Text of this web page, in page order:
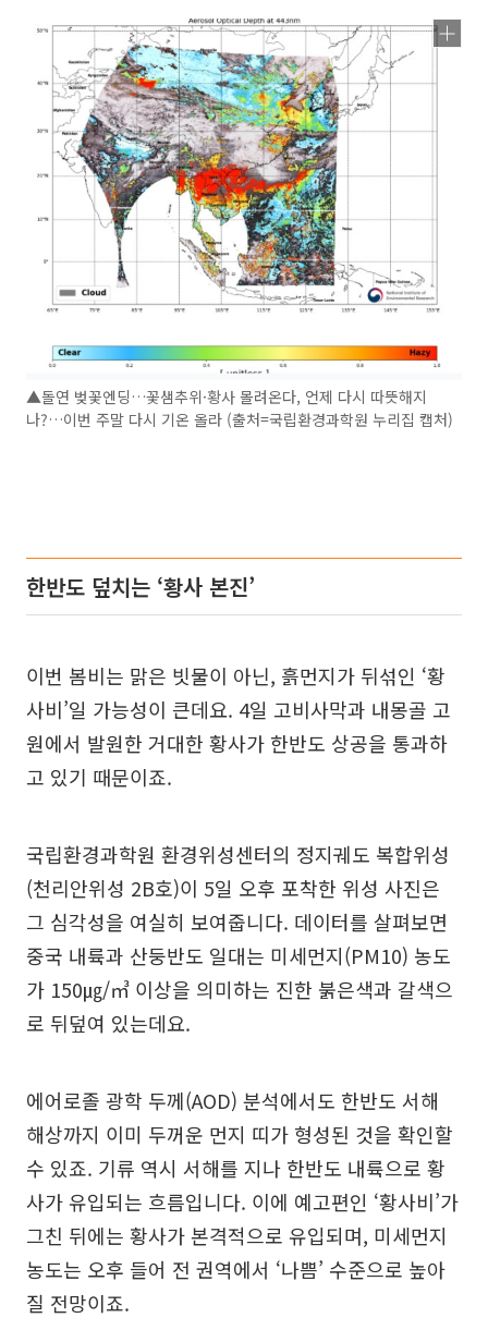
▲돌연 벚꽃엔딩…꽃샘추위·황사 몰려온다, 언제 다시 따뜻해지
나?…이번 주말 다시 기온 올라 (출처=국립환경과학원 누리집 캡처)
한반도 덮치는 ‘황사 본진’
이번 봄비는 맑은 빗물이 아닌, 흙먼지가 뒤섞인 ‘황
사비’일 가능성이 큰데요. 4일 고비사막과 내몽골 고
원에서 발원한 거대한 황사가 한반도 상공을 통과하
고 있기 때문이죠.
국립환경과학원 환경위성센터의 정지궤도 복합위성
(천리안위성 2B호)이 5일 오후 포착한 위성 사진은
그 심각성을 여실히 보여줍니다. 데이터를 살펴보면
중국 내륙과 산둥반도 일대는 미세먼지(PM10) 농도
가 150㎍/㎥ 이상을 의미하는 진한 붉은색과 갈색으
로 뒤덮여 있는데요.
에어로졸 광학 두께(AOD) 분석에서도 한반도 서해
해상까지 이미 두꺼운 먼지 띠가 형성된 것을 확인할
수 있죠. 기류 역시 서해를 지나 한반도 내륙으로 황
사가 유입되는 흐름입니다. 이에 예고편인 ‘황사비’가
그친 뒤에는 황사가 본격적으로 유입되며, 미세먼지
농도는 오후 들어 전 권역에서 ‘나쁨’ 수준으로 높아
질 전망이죠.